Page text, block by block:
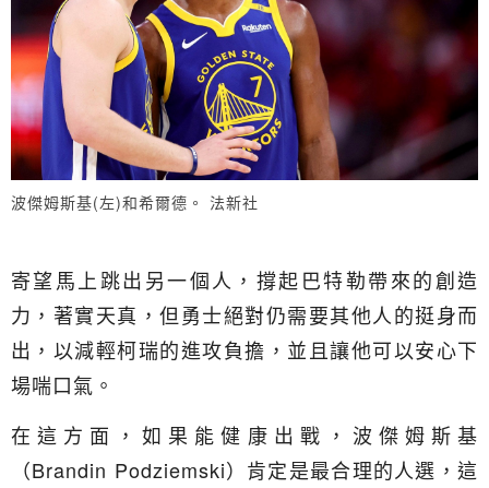
波傑姆斯基(左)和希爾德。 法新社
寄望馬上跳出另一個人，撐起巴特勒帶來的創造
力，著實天真，但勇士絕對仍需要其他人的挺身而
出，以減輕柯瑞的進攻負擔，並且讓他可以安心下
場喘口氣。
在這方面，如果能健康出戰，波傑姆斯基
（Brandin Podziemski）肯定是最合理的人選，這